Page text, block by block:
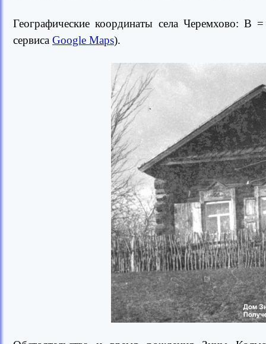
Географические координаты села Черемхово:
сервиса Google Maps).